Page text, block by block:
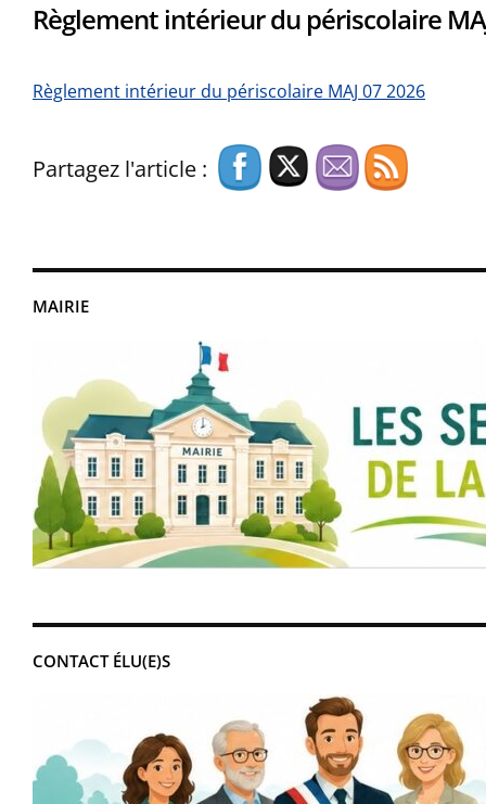
MAIRIE
CONTACT ÉLU(E)S
Règlement intérieur du périscolaire
Règlement intérieur du périscolaire MAJ 07 2026
Partagez l'article :